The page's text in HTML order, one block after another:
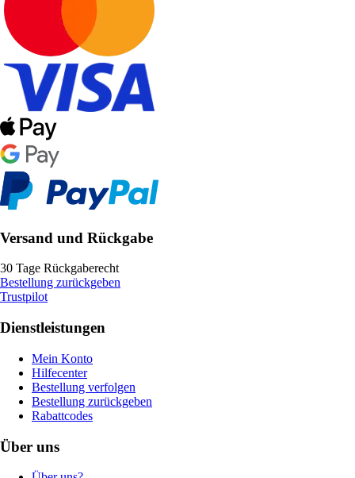
Versand und Rückgabe
30 Tage Rückgaberecht
Bestellung zurückgeben
Trustpilot
Dienstleistungen
Mein Konto
Hilfecenter
Bestellung verfolgen
Bestellung zurückgeben
Rabattcodes
Über uns